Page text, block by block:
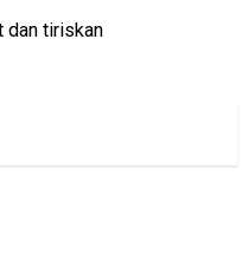
dan tiriskan